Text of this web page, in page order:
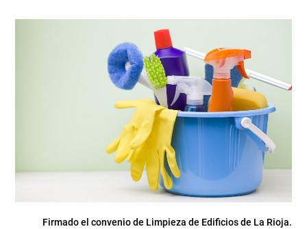
Firmado el convenio de Limpieza de Edificios de La Rioja.